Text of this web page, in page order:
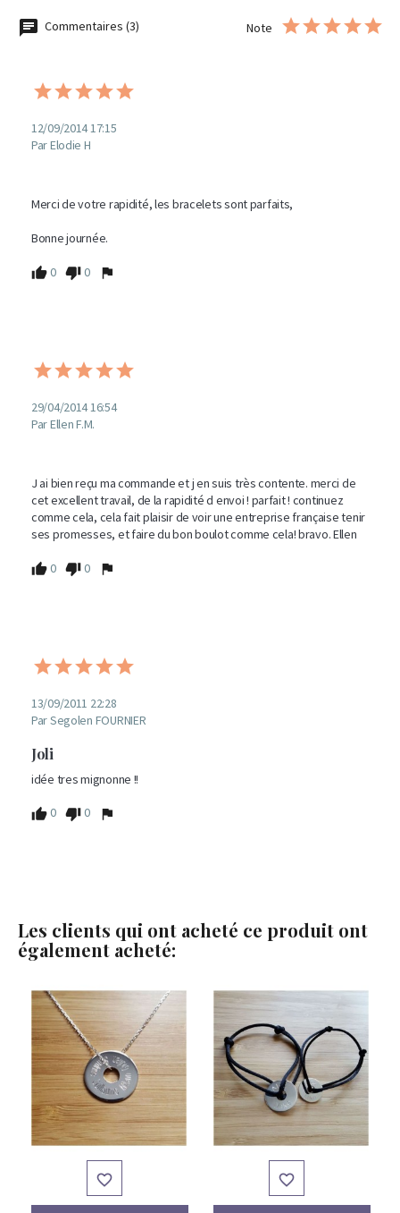
Commentaires (3) Note
12/09/2014 17:15
Par Elodie H
Merci de votre rapidité, les bracelets sont parfaits,
Bonne journée.
0 0
29/04/2014 16:54
Par Ellen F.M.
J ai bien reçu ma commande et j en suis très contente. merci de
cet excellent travail, de la rapidité d envoi ! parfait ! continuez
comme cela, cela fait plaisir de voir une entreprise française tenir
ses promesses, et faire du bon boulot comme cela! bravo. Ellen
0 0
13/09/2011 22:28
Par Segolen FOURNIER
Joli
idée tres mignonne !!
0 0
Les clients qui ont acheté ce produit ont
également acheté:
 